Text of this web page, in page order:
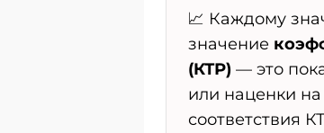
📈 Каждому
значение
(КТР) — это
или наценки
соответствия